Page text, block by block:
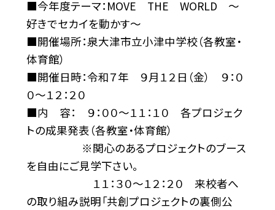
■今年度テーマ：MOVE THE WORLD ～
好きでセカイを動かす～
■開催場所：泉大津市立小津中学校（各教室・
体育館）
■開催日時：令和７年 ９月１２日（金） ９：０
０〜１２：２０
■内 容： ９：００〜１１：１０ 各プロジェク
トの成果発表（各教室・体育館）
※関心のあるプロジェクトのブース
を自由にご見学下さい。
１１：３０〜１２：２０ 来校者へ
の取り組み説明「共創プロジェクトの裏側公